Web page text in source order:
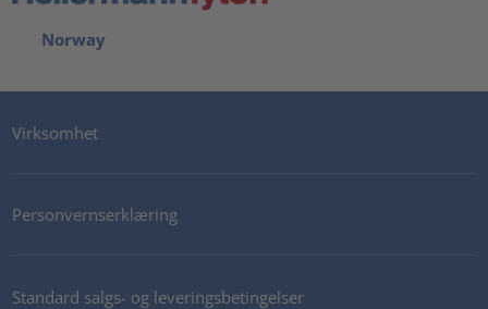
Norway
Virksomhet
Personvernserklæring
Standard salgs- og leveringsbetingelser